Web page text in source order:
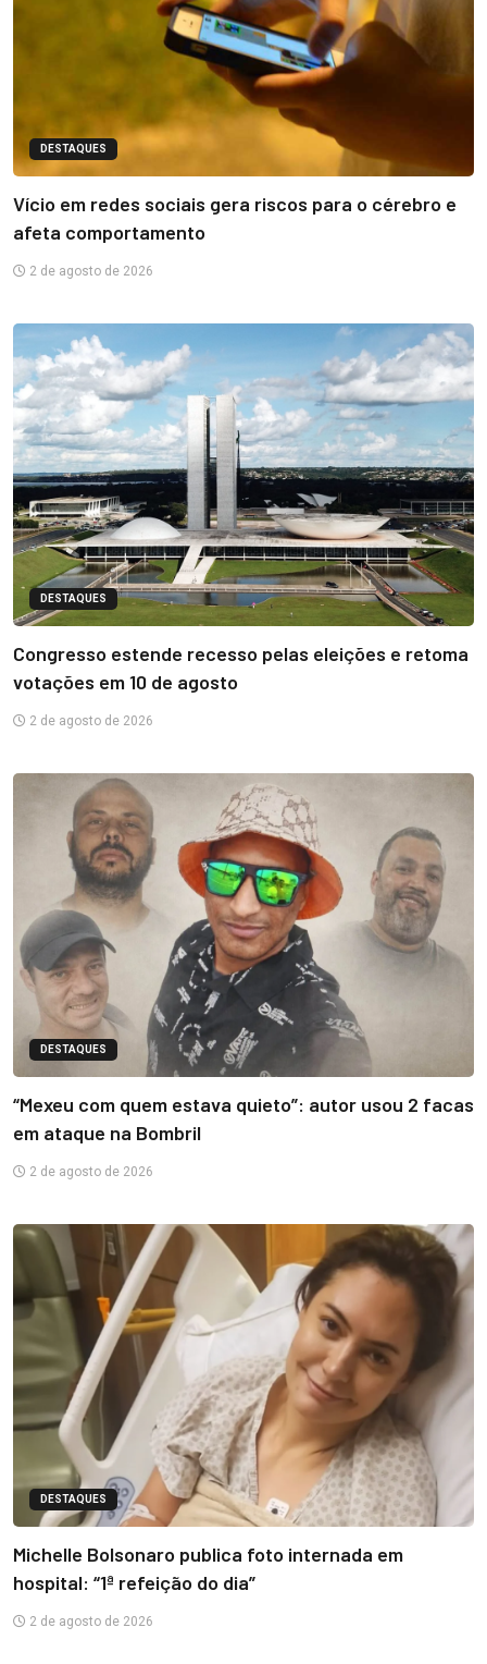
DESTAQUES
Vício em redes sociais gera riscos para o cérebro e
afeta comportamento
2 de agosto de 2026
DESTAQUES
Congresso estende recesso pelas eleições e retoma
votações em 10 de agosto
2 de agosto de 2026
DESTAQUES
“Mexeu com quem estava quieto”: autor usou 2 facas
em ataque na Bombril
2 de agosto de 2026
DESTAQUES
Michelle Bolsonaro publica foto internada em
hospital: “1ª refeição do dia”
2 de agosto de 2026